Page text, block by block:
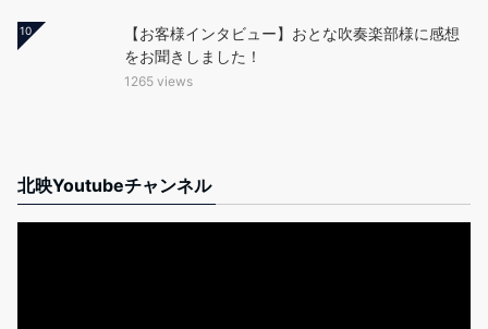
10
【お客様インタビュー】おとな吹奏楽部様に感想
をお聞きしました！
1265 views
北映Youtubeチャンネル